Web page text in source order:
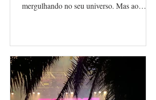
mergulhando no seu universo. Mas ao